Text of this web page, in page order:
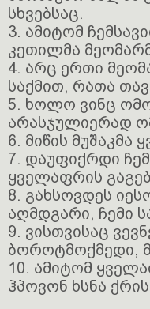
სხვებსაც.
3. ამიტომ
კეთილმა
4. არც ერთი
საქმით, რათა
5. ხოლო ვინც
არასჯულიერად
6. მიწის
7. დაუფიქრდი
ყველაფრის
8. გახსოვდეს
აღმდგარი, ჩემი
9. ვისთვისაც
ბოროტმოქმედი,
10. ამიტომ
ჰპოვონ ხსნა